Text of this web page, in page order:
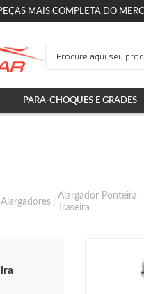
MAIS COMPLETA DO
PARA-CHOQUES E GRADES
Alargadores
Alargador Ponteira
Traseira